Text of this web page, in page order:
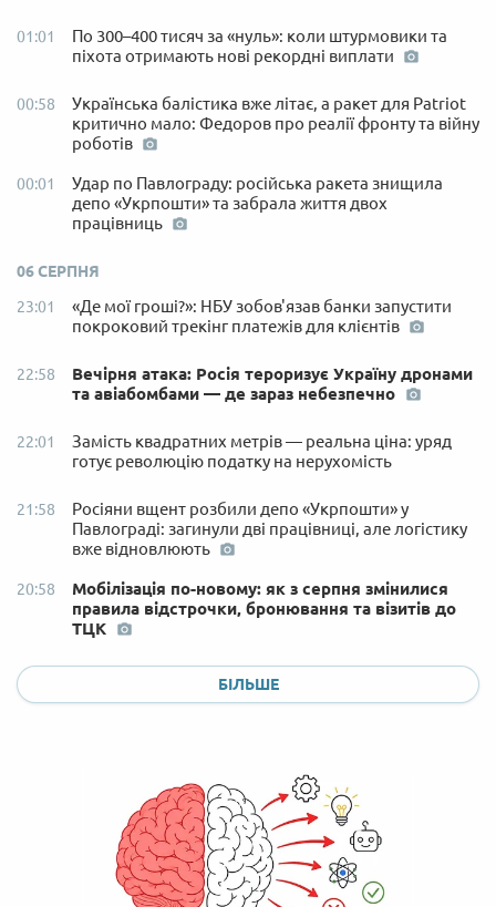
01:01
По 300–400 тисяч за «нуль»: коли штурмовики та
піхота отримають нові рекордні виплати
00:58
Українська балістика вже літає, а ракет для Patriot
критично мало: Федоров про реалії фронту та війну
роботів
00:01
Удар по Павлограду: російська ракета знищила
депо «Укрпошти» та забрала життя двох
працівниць
06 СЕРПНЯ
23:01
«Де мої гроші?»: НБУ зобов'язав банки запустити
покроковий трекінг платежів для клієнтів
22:58
Вечірня атака: Росія тероризує Україну дронами
та авіабомбами — де зараз небезпечно
22:01
Замість квадратних метрів — реальна ціна: уряд
готує революцію податку на нерухомість
21:58
Росіяни вщент розбили депо «Укрпошти» у
Павлограді: загинули дві працівниці, але логістику
вже відновлюють
20:58
Мобілізація по-новому: як з серпня змінилися
правила відстрочки, бронювання та візитів до
ТЦК
БІЛЬШЕ